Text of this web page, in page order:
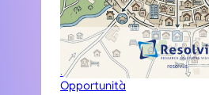
Distinguiti Online,
Opportunità